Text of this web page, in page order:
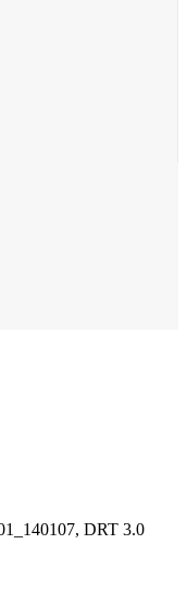
DRT 3.0